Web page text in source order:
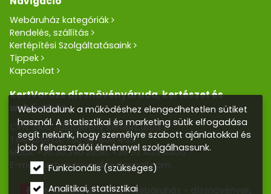
Webáruház kategóriák
Rendelés, szállítás
Kertépítési Szolgáltatásaink
Tippek
Kapcsolat
KertVarázs dísznövényáruda, kertészet és
webáruház
Cím: 5100 Jászberény Kertész utca 5.
Telefon/Fax: +36 57 400 455
Mobil:+36 30 390 2856,+36 20 405 0405
E-mail:kertvarazs.online@gmail.com
Kertvarázs Kertészeti webáruház - dísznövények,
Weboldalunk a működéshez elengedhetetlen sütiket
használ. A statisztikai és marketing sütik elfogadása
segít nekünk, hogy személyre szabott ajánlatokkal és
jobb felhasználói élménnyel szolgálhassunk.
Funkcionális (szükséges)
Analitikai, statisztikai